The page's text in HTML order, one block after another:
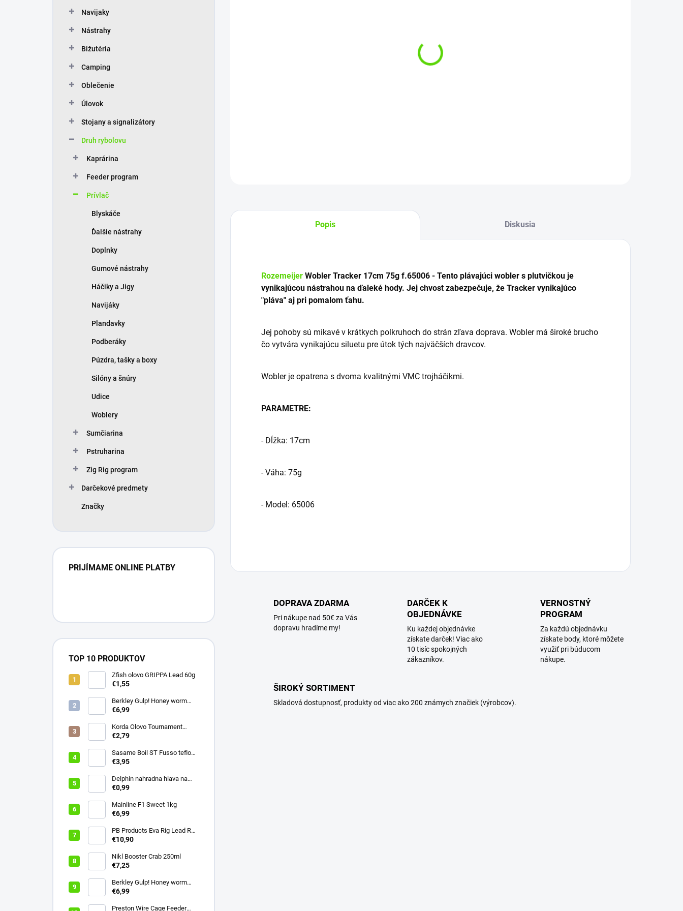
Navijaky
Nástrahy
Bižutéria
Camping
Oblečenie
Úlovok
Stojany a signalizátory
Druh rybolovu
Kaprárina
Feeder program
Prívlač
Blyskáče
Ďalšie nástrahy
Doplnky
Gumové nástrahy
Háčiky a Jigy
Navijáky
Plandavky
Podberáky
Púzdra, tašky a boxy
Silóny a šnúry
Udice
Woblery
Sumčiarina
Pstruharina
Zig Rig program
Darčekové predmety
Značky
PRIJÍMAME ONLINE PLATBY
TOP 10 PRODUKTOV
Zfish olovo GRIPPA Lead 60g
€1,55
Berkley Gulp! Honey worm
4,5cm Chartreuse
€6,99
Korda Olovo Tournament
Casting Swivel 3.75oz 105gr
€2,79
Sasame Boil ST Fusso teflon
v.4 ocko
€3,95
Delphin nahradna hlava na
swiger
€0,99
Mainline F1 Sweet 1kg
€6,99
PB Products Eva Rig Lead Rod
Wrap
€10,90
Nikl Booster Crab 250ml
€7,25
Berkley Gulp! Honey worm
4,5cm Bubblegum
€6,99
Preston Wire Cage Feeder
Popis Diskusia
Rozemeijer Wobler Tracker 17cm 75g f.65006 - Tento plávajúci wobler s plutvičkou je
vynikajúcou nástrahou na ďaleké hody. Jej chvost zabezpečuje, že Tracker vynikajúco
"pláva" aj pri pomalom ťahu.
Jej pohoby sú mikavé v krátkych polkruhoch do strán zľava doprava. Wobler má široké brucho
čo vytvára vynikajúcu siluetu pre útok tých najväčších dravcov.
Wobler je opatrena s dvoma kvalitnými VMC trojháčikmi.
PARAMETRE:
- Dĺžka: 17cm
- Váha: 75g
- Model: 65006
DOPRAVA ZDARMA
Pri nákupe nad 50€ za Vás
dopravu hradíme my!
DARČEK K
OBJEDNÁVKE
Ku každej objednávke
získate darček! Viac ako
10 tisíc spokojných
zákazníkov.
VERNOSTNÝ
PROGRAM
Za každú objednávku
získate body, ktoré môžete
využiť pri búducom
nákupe.
ŠIROKÝ SORTIMENT
Skladová dostupnosť, produkty od viac ako 200 známych značiek (výrobcov).